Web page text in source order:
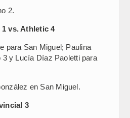
2.
vs. Athletic 4
para San Miguel; Paulina
3 y Lucía Díaz Paoletti para
en San Miguel.
3